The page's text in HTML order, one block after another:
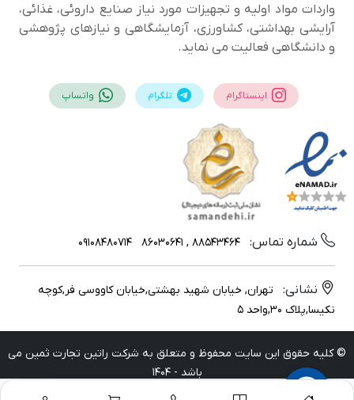
واردات مواد اولیه و تجهیزات مورد نیاز صنایع داروئی، غذائی،
آرایشی بهداشتی، کشاورزی، آزمایشگاهی و نیازهای پژوهشی
و دانشگاهی فعالیت می نماید.
اینستاگرام تلگرام واتساپ
شماره تماس: 88543464 , 86030641
09108480714
نشانی:
تهران, خیابان شهید بهشتی,خیابان کاووسی فر,کوچه
نکیسا,پلاک 30,واحد 5
© کلیه حقوق این سایت محفوظ و متعلق به شرکت راتین تجارت ثمین می
باشد - 1404